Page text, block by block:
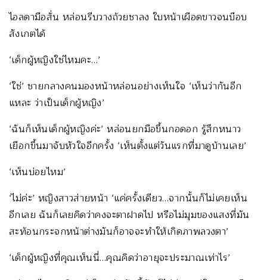
ไอลดามือสั่น หล่อนรีบวางถ้วยชาลง ใบหน้าเผือดขาวจนบ๊อบ
สังเกตได้
‘เด็กผู้หญิงใช่ไหมคะ…’
‘ใช่’ ชายกลางคนมองหน้าหล่อนอย่างเห็นใจ ‘เห็นว่ากันอีก
แหละ ว่าเป็นเด็กผู้หญิง’
‘ฉันก็เห็นเด็กผู้หญิงค่ะ’ หล่อนยกมือขึ้นกอดอก รู้สึกหนาว
เยือกขึ้นมาจับหัวใจอีกครั้ง ‘เห็นตั้งแต่วันแรกที่มาดูบ้านเลย’
‘เห็นบ่อยไหม’
‘ไม่ค่ะ’ หญิงสาวส่ายหน้า ‘แค่ครั้งเดียว…จากนั้นก็ไม่เคยเห็น
อีกเลย ฉันก็เลยคิดว่าคงจะตาฝาดไป หรือไม่มุมของแสงที่มัน
สะท้อนกระจกหน้าต่างมันก็อาจจะทำให้เกิดภาพลวงตา’
‘เด็กผู้หญิงที่คุณเห็นนี่…คุณคิดว่าอายุจะประมาณเท่าไร’